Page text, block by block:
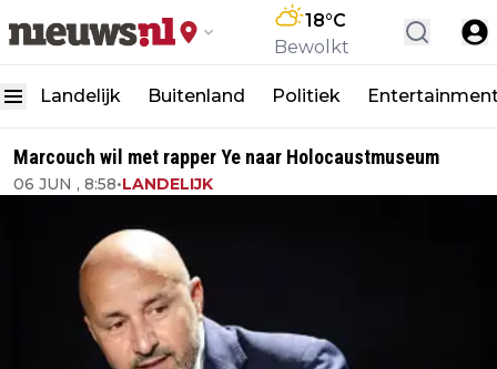
18°C
Bewolkt
Landelijk Buitenland Politiek
Marcouch wil met rapper Ye naar Holocaustmuseum
06 JUN , 8:58•LANDELIJK